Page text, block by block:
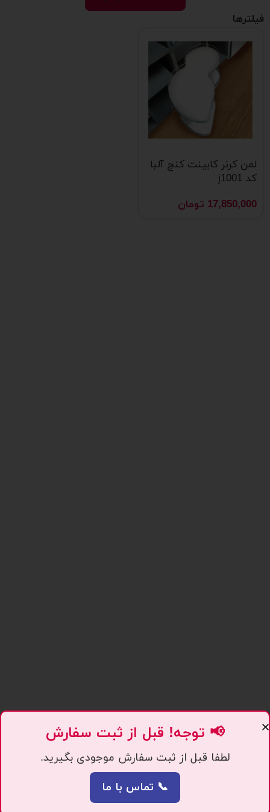
فیلترها
لمن کرنر کابینت کنج آلبا
کد j1001
17,850,000 تومان
📢 توجه! قبل از ثبت سفارش
لطفا قبل از ثبت سفارش موجودی بگیرید.
📞 تماس با ما